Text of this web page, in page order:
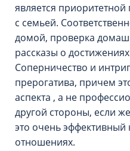
является
с семьей.
домой, проверка
рассказы о
Соперничество и
прерогатива, причем
аспекта , а не
другой стороны, если
это очень эффективный
отношениях.